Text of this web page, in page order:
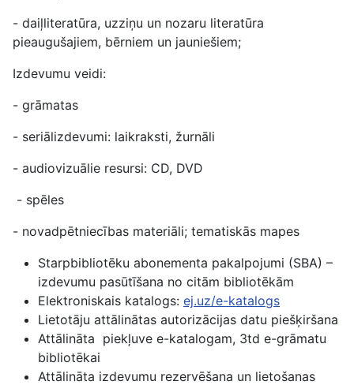
- daiļliteratūra, uzziņu un nozaru literatūra
pieaugušajiem, bērniem un jauniešiem;
Izdevumu veidi:
- grāmatas
- seriālizdevumi: laikraksti, žurnāli
- audiovizuālie resursi: CD, DVD
- spēles
- novadpētniecības materiāli; tematiskās mapes
Starpbibliotēku abonementa pakalpojumi (SBA) –
izdevumu pasūtīšana no citām bibliotēkām
Elektroniskais katalogs: ej.uz/e-katalogs
Lietotāju attālinātas autorizācijas datu piešķiršana
Attālināta piekļuve e-katalogam, 3td e-grāmatu
bibliotēkai
Attālināta izdevumu rezervēšana un lietošanas